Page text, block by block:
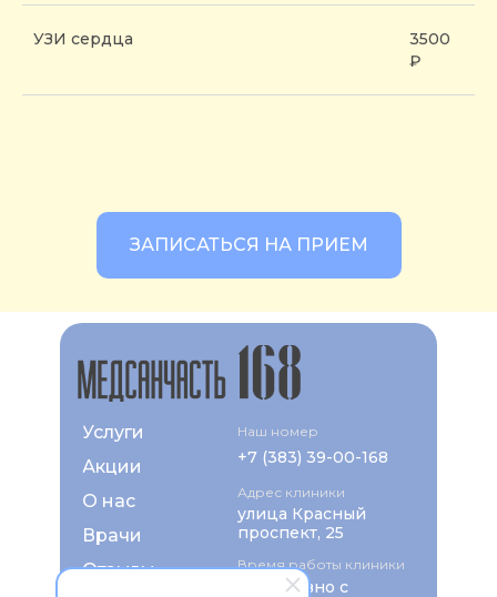
УЗИ сердца
3500
₽
ЗАПИСАТЬСЯ НА ПРИЕМ
Услуги
Акции
Врачи
О нас
+7 (383) 39-00-168
Отзывы
Наш номер
ежедневно с
Время работы клиники
Адрес клиники
улица Красный
проспект, 25